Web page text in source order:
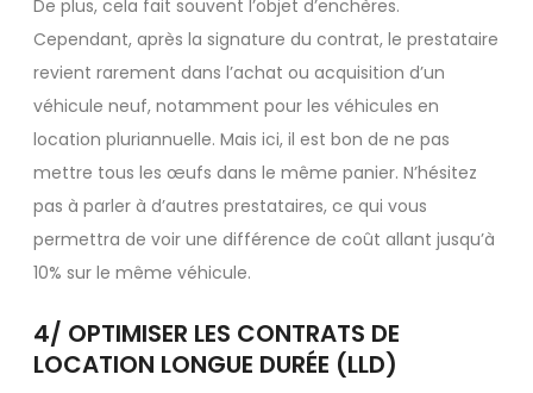
De plus, cela fait souvent l’objet d’enchères.
Cependant, après la signature du contrat, le prestataire
revient rarement dans l’achat ou acquisition d’un
véhicule neuf, notamment pour les véhicules en
location pluriannuelle. Mais ici, il est bon de ne pas
mettre tous les œufs dans le même panier. N’hésitez
pas à parler à d’autres prestataires, ce qui vous
permettra de voir une différence de coût allant jusqu’à
10% sur le même véhicule.
4/ OPTIMISER LES CONTRATS DE
LOCATION LONGUE DURÉE (LLD)